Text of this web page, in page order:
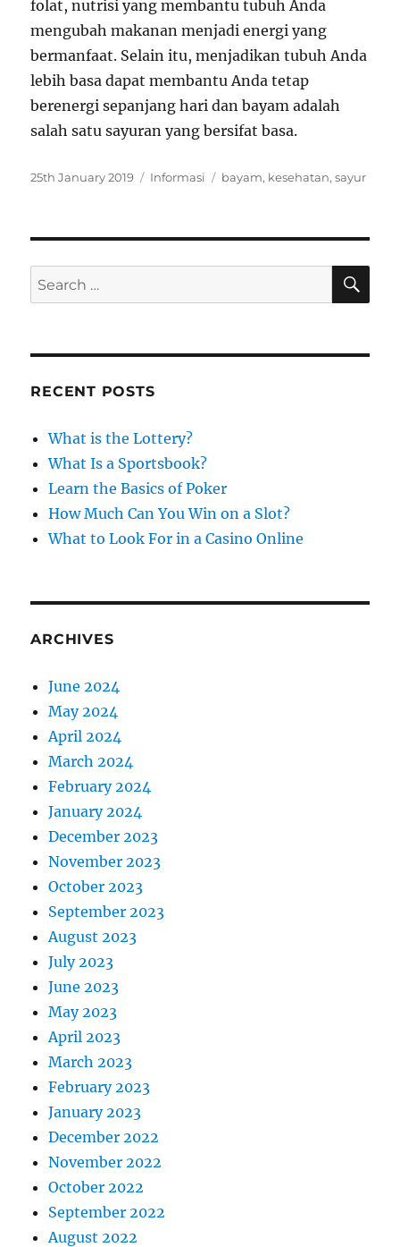
folat, nutrisi yang membantu tubuh Anda
mengubah makanan menjadi energi yang
bermanfaat. Selain itu, menjadikan tubuh Anda
lebih basa dapat membantu Anda tetap
berenergi sepanjang hari dan bayam adalah
salah satu sayuran yang bersifat basa.
P
d
n
25th January 2019
C
o
i
Informasi
T
bayam, kesehatan,sayur
S
e
r
h
S
A
RECENT POSTS
What is the Lottery?
What Is a Sportsbook?
Learn the Basics of Poker
How Much Can You Win on a Slot?
What to Look For in a Casino Online
ARCHIVES
June 2024
May 2024
April 2024
March 2024
February 2024
January 2024
December 2023
November 2023
October 2023
September 2023
August 2023
July 2023
June 2023
May 2023
April 2023
March 2023
February 2023
January 2023
December 2022
November 2022
October 2022
September 2022
August 2022